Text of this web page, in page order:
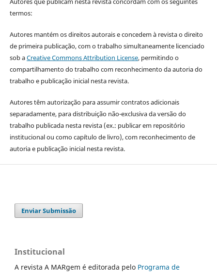
termos:
Autores mantém os direitos autorais e concedem à revista o direito
de primeira publicação, com o trabalho simultaneamente licenciado
sob aCreative Commons Attribution License, permitindo o
compartilhamento do trabalho com reconhecimento da autoria do
trabalho e publicação inicial nesta revista.
Autores têm autorização para assumir contratos adicionais
separadamente, para distribuição não-exclusiva da versão do
trabalho publicada nesta revista (ex.: publicar em repositório
institucional ou como capítulo de livro), com reconhecimento de
autoria e publicação inicial nesta revista.
Enviar Submissão
Institucional
A revista A MARgem é editorada pelo Programa de